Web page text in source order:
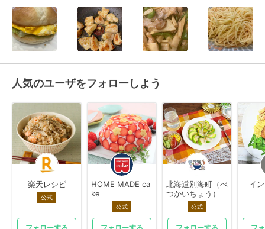
人気のユーザをフォローしよう
楽天レシピ
公式
HOME MADE ca
ke
公式
北海道別海町（べ
つかいちょう）
公式
イ